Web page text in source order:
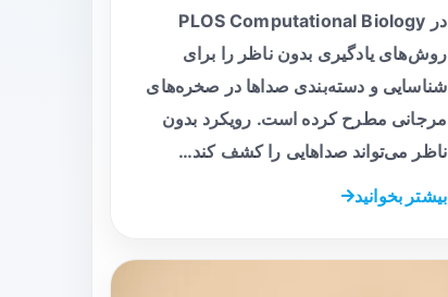
در PLOS Computational Biology
روش‌های یادگیری بدون ناظر را برای
شناسایی و دسته‌بندی صداها در صخره‌های
مرجانی مطرح کرده است. رویکرد بدون
ناظر می‌تواند صداهایی را کشف کند…
بیشتر بخوانید